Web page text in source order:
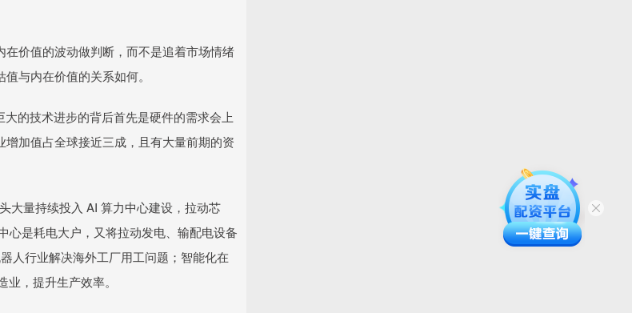
价值的波动做判断，而不是追着市场情绪
与内在价值的关系如何。
的技术进步的背后首先是硬件的需求会上
加值占全球接近三成，且有大量前期的资
大量持续投入 AI 算力中心建设，拉动芯
心是耗电大户，又将拉动发电、输配电设备
人行业解决海外工厂用工问题；智能化在
，提升生产效率。